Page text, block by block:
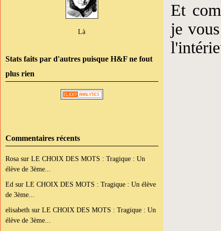
Là
Stats faits par d'autres puisque H&F ne fout
plus rien
Commentaires récents
Rosa sur LE CHOIX DES MOTS : Tragique : Un
élève de 3ème...
Ed sur LE CHOIX DES MOTS : Tragique : Un élève
de 3ème...
elisabeth sur LE CHOIX DES MOTS : Tragique : Un
élève de 3ème...
Et
je